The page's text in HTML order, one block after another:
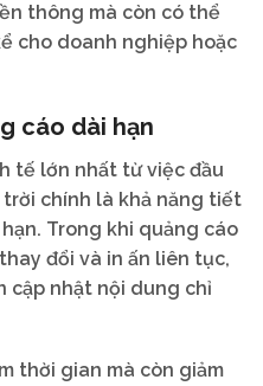
thông mà còn có thể
cho doanh nghiệp hoặc
cáo dài hạn
tế lớn nhất từ việc đầu
trời chính là khả năng tiết
Trong khi quảng cáo
đổi và in ấn liên tục,
cập nhật nội dung chỉ
thời gian mà còn giảm